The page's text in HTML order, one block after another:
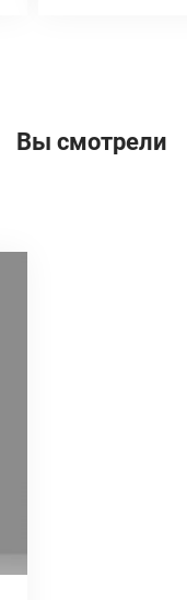
Вы смотрели